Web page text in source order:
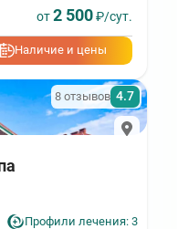
от2 500₽/сут.
Наличие и цены
8 отзывов 4.7
Профили лечения: 3